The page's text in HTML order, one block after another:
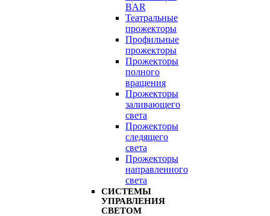
BAR
Театральные
прожекторы
Профильные
прожекторы
Прожекторы
полного
вращения
Прожекторы
заливающего
света
Прожекторы
следящего
света
Прожекторы
направленного
света
СИСТЕМЫ
УПРАВЛЕНИЯ
СВЕТОМ